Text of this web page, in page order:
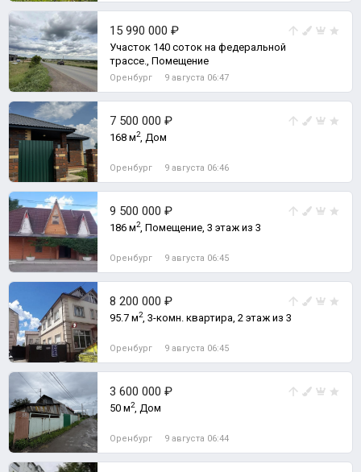
15 990 000 ₽
Участок 140 соток на федеральной
трассе., Помещение
Оренбург 9 августа 06:47
7 500 000 ₽
168 м2, Дом
Оренбург 9 августа 06:46
9 500 000 ₽
186 м2, Помещение, 3 этаж из 3
Оренбург 9 августа 06:45
8 200 000 ₽
95.7 м2, 3-комн. квартира, 2 этаж из 3
Оренбург 9 августа 06:45
3 600 000 ₽
50 м2, Дом
Оренбург 9 августа 06:44